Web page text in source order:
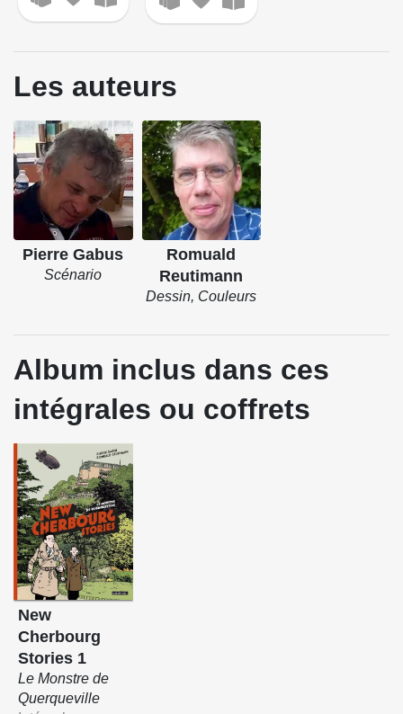
Les auteurs
Pierre Gabus
Scénario
Romuald
Reutimann
Dessin, Couleurs
Album inclus dans ces
intégrales ou coffrets
New
Cherbourg
Stories 1
Le Monstre de
Querqueville